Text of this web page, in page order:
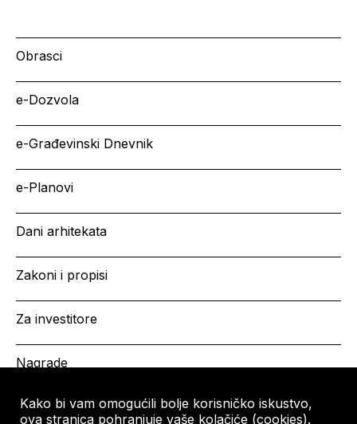
Kako bi vam omogućili bolje korisničko iskustvo,
ova stranica pohranjuje vaše kolačiće (cookies).
Obrasci
e-Dozvola
e-Građevinski Dnevnik
e-Planovi
Dani arhitekata
Zakoni i propisi
Za investitore
Nagrade